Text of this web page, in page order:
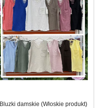
Bluzki damskie (Włoskie produkt)